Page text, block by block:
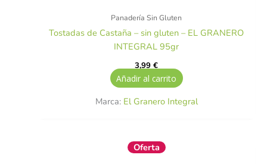
Panadería Sin Gluten
Tostadas de Castaña – sin gluten – EL GRANERO
INTEGRAL 95gr
3,99€
Añadir al carrito
Marca: El Granero Integral
Oferta
El
precio